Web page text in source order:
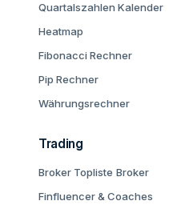
Quartalszahlen Kalender
Heatmap
Fibonacci Rechner
Pip Rechner
Währungsrechner
Trading
Broker Topliste Broker
Finfluencer & Coaches